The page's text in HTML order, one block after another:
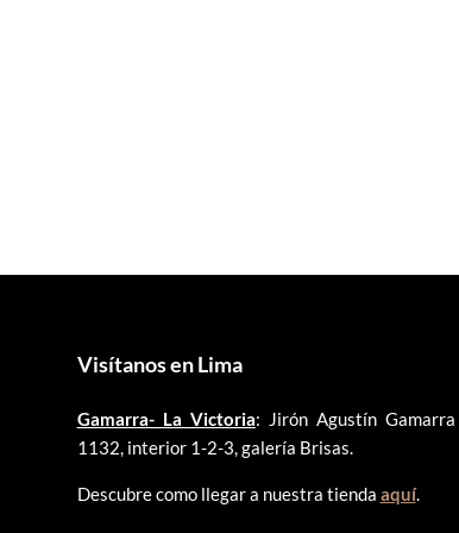
Visítanos en Lima
Gamarra- La Victoria: Jirón Agustín Gamarra
1132, interior 1-2-3, galería Brisas.
Descubre como llegar a nuestra tienda aquí.